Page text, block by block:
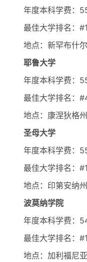
年度本科学费：
最佳大学排名：
地点：新罕布什尔
耶鲁大学
年度本科学费：
最佳大学排名：
地点：康涅狄格州
圣母大学
年度本科学费：
最佳大学排名：
地点：印第安纳州
波莫纳学院
年度本科学费：
最佳大学排名：
地点：加利福尼亚